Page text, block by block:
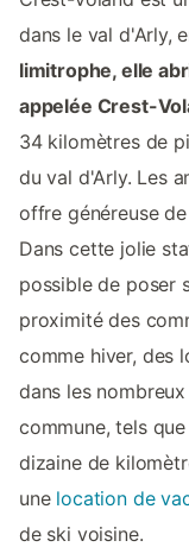
dans le val d'Arly,
limitrophe, elle
appelée Crest-
34 kilomètres de
du val d'Arly. Les
offre généreuse de
Dans cette jolie
possible de poser
proximité des
comme hiver, des
dans les
commune, tels
dizaine de
une location de
de ski voisine.